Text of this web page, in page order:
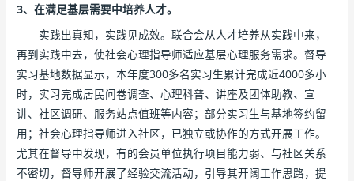
3、在满足基层需要中培养人才。
实践出真知，实践见成效。联合会从人才培养从实践中来，
再到实践中去，使社会心理指导师适应基层心理服务需求。督导
实习基地数据显示，本年度300多名实习生累计完成近4000多小
时，实习完成居民问卷调查、心理科普、讲座及团体助教、宣
讲、社区调研、服务站点值班等内容；部分实习生与基地签约留
用；社会心理指导师进入社区，已独立或协作的方式开展工作。
尤其在督导中发现，有的会员单位执行项目能力弱、与社区关系
不密切，督导师开展了经验交流活动，引导其开阔工作思路，提